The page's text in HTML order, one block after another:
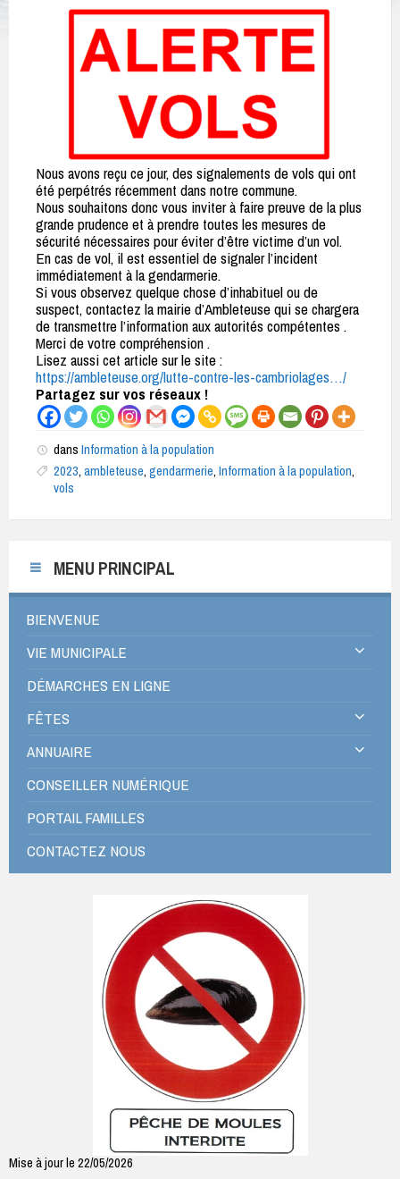
Nous avons reçu ce jour, des signalements de vols qui ont
été perpétrés récemment dans notre commune.
Nous souhaitons donc vous inviter à faire preuve de la plus
grande prudence et à prendre toutes les mesures de
sécurité nécessaires pour éviter d’être victime d’un vol.
En cas de vol, il est essentiel de signaler l’incident
immédiatement à la gendarmerie.
Si vous observez quelque chose d’inhabituel ou de
suspect, contactez la mairie d’Ambleteuse qui se chargera
de transmettre l’information aux autorités compétentes .
Merci de votre compréhension .
Lisez aussi cet article sur le site :
https://ambleteuse.org/lutte-contre-les-cambriolages…/
Partagez sur vos réseaux !
dans Information à la population
2023, ambleteuse, gendarmerie, Information à la population,
vols
MENU PRINCIPAL
BIENVENUE
VIE MUNICIPALE
DÉMARCHES EN LIGNE
FÊTES
ANNUAIRE
CONSEILLER NUMÉRIQUE
PORTAIL FAMILLES
CONTACTEZ NOUS
Mise à jour le 22/05/2026